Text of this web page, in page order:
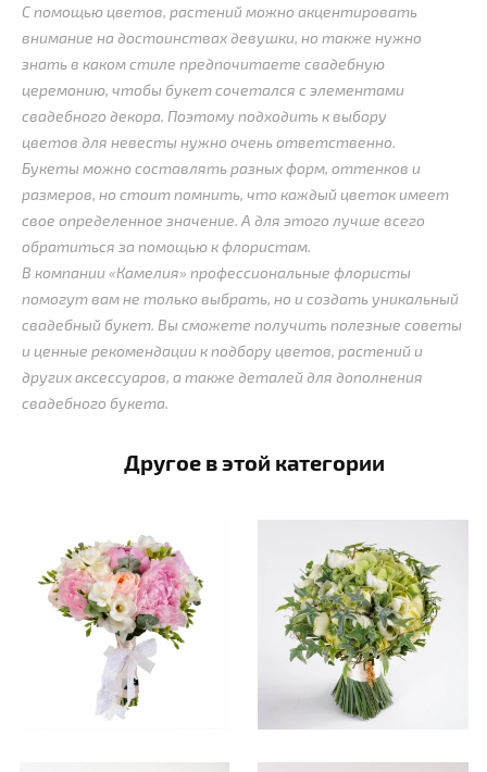
С помощью цветов, растений можно акцентировать
внимание на достоинствах девушки, но также нужно
знать в каком стиле предпочитаете свадебную
церемонию, чтобы букет сочетался с элементами
свадебного декора. Поэтому подходить к выбору
цветов для невесты нужно очень ответственно.
Букеты можно составлять разных форм, оттенков и
размеров, но стоит помнить, что каждый цветок имеет
свое определенное значение. А для этого лучше всего
обратиться за помощью к флористам.
В компании «Камелия» профессиональные флористы
помогут вам не только выбрать, но и создать уникальный
свадебный букет. Вы сможете получить полезные советы
и ценные рекомендации к подбору цветов, растений и
других аксессуаров, а также деталей для дополнения
свадебного букета.
Другое в этой категории